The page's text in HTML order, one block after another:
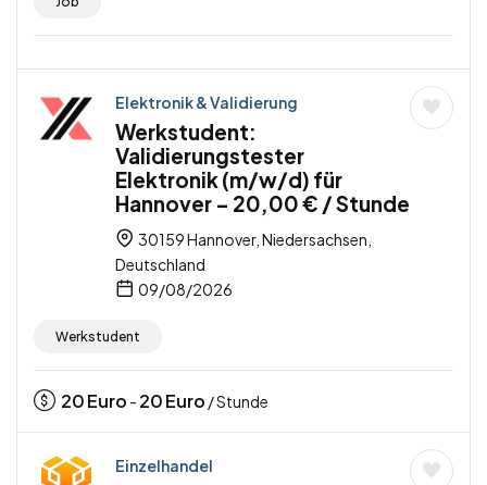
Elektronik & Validierung
Werkstudent:
Validierungstester
Elektronik (m/w/d) für
Hannover – 20,00 € / Stunde
30159 Hannover, Niedersachsen,
Deutschland
09/08/2026
Werkstudent
20Euro - 20Euro / Stunde
Einzelhandel